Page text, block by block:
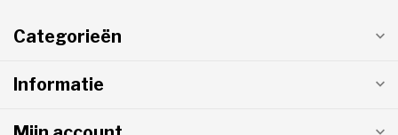
Categorieën
Informatie